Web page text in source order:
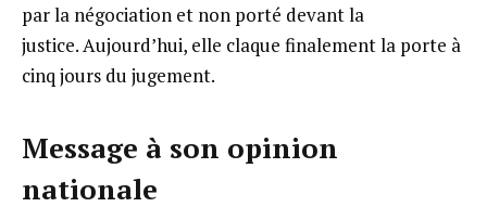
par la négociation et non porté devant la
justice. Aujourd’hui, elle claque finalement la porte à
cinq jours du jugement.
Message à son opinion
nationale